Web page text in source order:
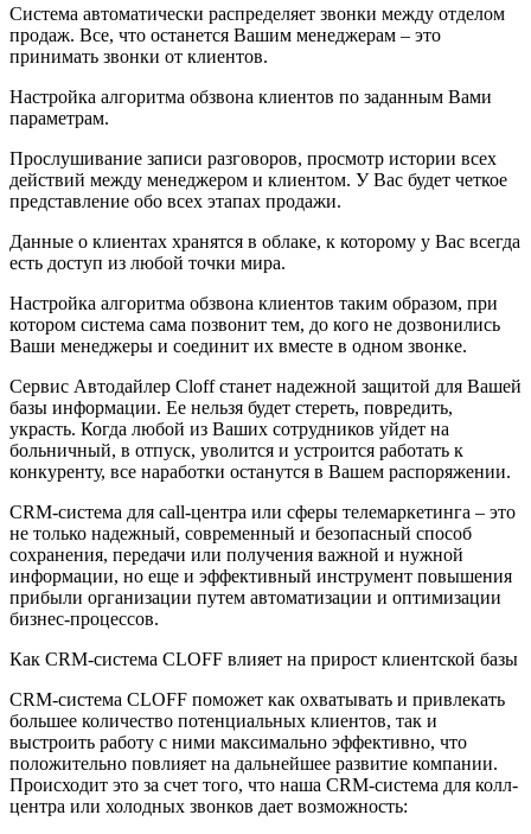
Система автоматически распределяет звонки между отделом
продаж. Все, что останется Вашим менеджерам – это
принимать звонки от клиентов.
Настройка алгоритма обзвона клиентов по заданным Вами
параметрам.
Прослушивание записи разговоров, просмотр истории всех
действий между менеджером и клиентом. У Вас будет четкое
представление обо всех этапах продажи.
Данные о клиентах хранятся в облаке, к которому у Вас всегда
есть доступ из любой точки мира.
Настройка алгоритма обзвона клиентов таким образом, при
котором система сама позвонит тем, до кого не дозвонились
Ваши менеджеры и соединит их вместе в одном звонке.
Сервис Автодайлер Cloff станет надежной защитой для Вашей
базы информации. Ее нельзя будет стереть, повредить,
украсть. Когда любой из Ваших сотрудников уйдет на
больничный, в отпуск, уволится и устроится работать к
конкуренту, все наработки останутся в Вашем распоряжении.
CRM-система для call-центра или сферы телемаркетинга – это
не только надежный, современный и безопасный способ
сохранения, передачи или получения важной и нужной
информации, но еще и эффективный инструмент повышения
прибыли организации путем автоматизации и оптимизации
бизнес-процессов.
Как CRM-система CLOFF влияет на прирост клиентской базы
CRM-система CLOFF поможет как охватывать и привлекать
большее количество потенциальных клиентов, так и
выстроить работу с ними максимально эффективно, что
положительно повлияет на дальнейшее развитие компании.
Происходит это за счет того, что наша CRM-система для колл-
центра или холодных звонков дает возможность: